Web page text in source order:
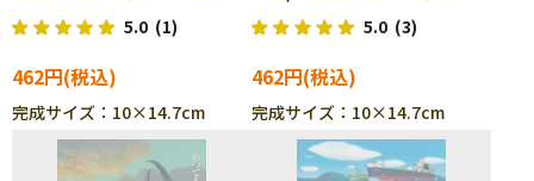
ENS-150-G38 5.0 (1)
462円
完成サイズ：10×14.7cm
パズル ENS-150-G39
5.0 (3)
462円
完成サイズ：10×14.7cm